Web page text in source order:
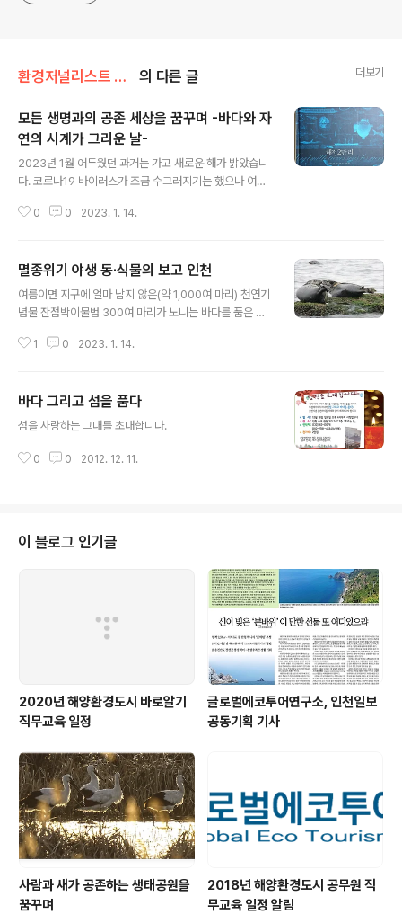
환경저널리스트 노형래의 시선 의 다른 글 더보기
모든 생명과의 공존 세상을 꿈꾸며 -바다와 자
연의 시계가 그리운 날-
2023년 1월 어두웠던 과거는 가고 새로운 해가 밝았습니
다. 코로나19 바이러스가 조금 수그러지기는 했으나 여전
맞춰 살아가는 섬 주민들과 그들과 더불어 살아가는 생명
찾아야 할 것 입니다. 세계적인 천체물리학자인 칼 세이건
(Carl Edward Sagan)은 1980년 발간한 책에서 우리의
지구를 지키고 대변해 줄 수 있는 존재는 인류 이며, 인류는
고 보전하는 것이 인류의 필연적인 숙제라는 것 입니다. 하
0 0 2023. 1. 14.
멸종위기 야생 동·식물의 보고 인천
여름이면 지구에 얼마 남지 않은(약 1,000여 마리) 천연기
념물 잔점박이물범 300여 마리가 노니는 바다를 품은 도
이 있는 도시. 겨울이면 천연기념물 두루미(한자 鶴. 전 세
계 식물과 북방계 식물이 모두 자생하는 섬을 품은 도시. 바
로 인천이다. 지구상에서 절멸해 가는 많은 동·식물들이 마
이다. 인천에선 세계적인 희귀 동·식물을 만날 수 있다. 대
1 0 2023. 1. 14.
바다 그리고 섬을 품다
섬을 사랑하는 그대를 초대합니다.
0 0 2012. 12. 11.
이 블로그 인기글
2020년 해양환경도시 바로알기
직무교육 일정
글로벌에코투어연구소, 인천일보
공동기획 기사
사람과 새가 공존하는 생태공원을
꿈꾸며
2018년 해양환경도시 공무원 직
무교육 일정 알림